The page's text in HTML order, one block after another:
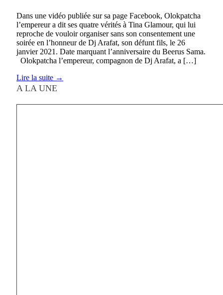
Dans une vidéo publiée sur sa page Facebook, Olokpatcha
l’empereur a dit ses quatre vérités à Tina Glamour, qui lui
reproche de vouloir organiser sans son consentement une
soirée en l’honneur de Dj Arafat, son défunt fils, le 26
janvier 2021. Date marquant l’anniversaire du Beerus Sama.
Olokpatcha l’empereur, compagnon de Dj Arafat, a […]
Lire la suite →
A LA UNE